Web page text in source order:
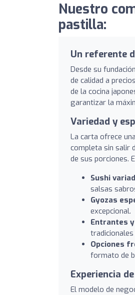
Nuestro
pastilla:
Un referente
Desde su
de calidad a
de la cocina
garantizar la
Variedad y
La carta ofrece
completa sin salir
de sus porciones.
Sushi
salsas
Gyozas
excepcional.
Entrantes
Opciones
formato de
Experiencia
El modelo de